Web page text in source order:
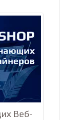
Веб-